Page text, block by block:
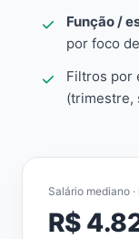
Função /
por foco
Filtros por
(trimestre,
Salário mediano
R$